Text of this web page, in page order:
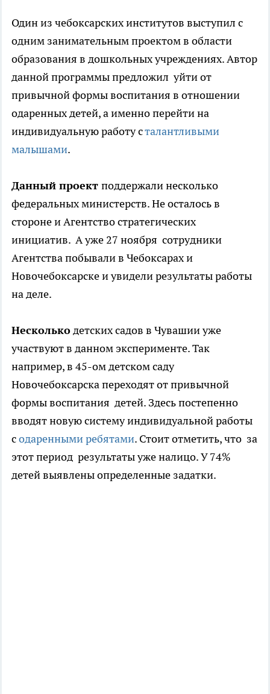
Один из чебоксарских институтов выступил с
одним занимательным проектом в области
образования в дошкольных учреждениях. Автор
данной программы предложил уйти от
привычной формы воспитания в отношении
одаренных детей, а именно перейти на
индивидуальную работу сталантливыми
малышами.
Данный проект поддержали несколько
федеральных министерств. Не осталось в
стороне и Агентство стратегических
инициатив. А уже 27 ноября сотрудники
Агентства побывали в Чебоксарах и
Новочебоксарске и увидели результаты работы
на деле.
Несколькодетских садов в Чувашии уже
участвуют в данном эксперименте. Так
например, в 45-ом детском саду
Новочебоксарска переходят от привычной
формы воспитания детей. Здесь постепенно
вводят новую систему индивидуальной работы
содаренными ребятами. Стоит отметить, что за
этот период результаты уже налицо. У 74%
детей выявлены определенные задатки.